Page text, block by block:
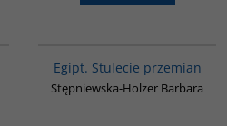
Egipt. Stulecie przemian
Stępniewska-Holzer Barbara